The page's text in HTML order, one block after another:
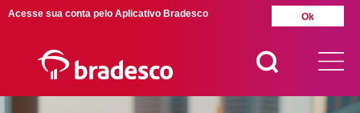
Acesse sua conta pelo Aplicativo Bradesco Ok